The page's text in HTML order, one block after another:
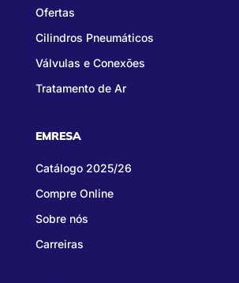
Ofertas
Cilindros Pneumáticos
Válvulas e Conexões
Tratamento de Ar
EMRESA
Catálogo 2025/26
Compre Online
Sobre nós
Carreiras